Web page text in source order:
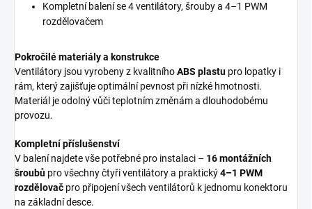
Kompletní balení se 4 ventilátory, šrouby a 4–1 PWM
rozdělovačem
Pokročilé materiály a konstrukce
Ventilátory jsou vyrobeny z kvalitníhoABS plastu pro lopatky i
rám, který zajišťuje optimální pevnost při nízké hmotnosti.
Materiál je odolný vůči teplotním změnám a dlouhodobému
provozu.
Kompletní příslušenství
V balení najdete vše potřebné pro instalaci – 16 montážních
šroubů pro všechny čtyři ventilátory a praktický4–1 PWM
rozdělovač pro připojení všech ventilátorů k jednomu konektoru
na základní desce.